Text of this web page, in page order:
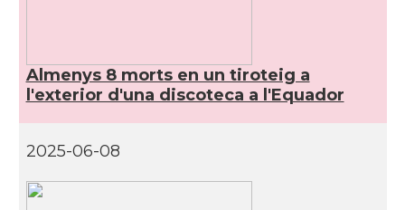
Almenys 8 morts en un tiroteig a
l'exterior d'una discoteca a l'Equador
2025-06-08